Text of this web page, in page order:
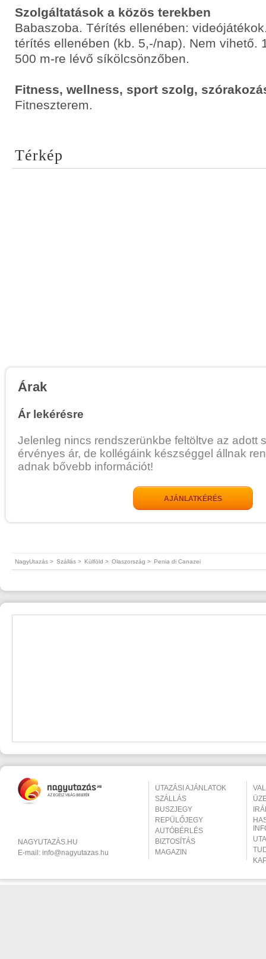
Szolgáltatások a közös terekben
Babaszoba. Térítés ellenében:
térítés ellenében (kb. 5,-/nap). Nem vihető.
500 m-re lévő síkölcsönzőben.
Fitness, wellness, sport szolg,
Fitneszterem.
Térkép
Árak
Ár lekérésre
Jelenleg nincs rendszerünkbe feltöltve az adott
érvényes ár, de kollégáink készséggel állnak
adnak bővebb információt!
AJÁNLATKÉRÉS
NagyUtazás > Szállás > Külföld > Olaszország > Penia di Canazei
NAGYUTAZÁS.HU
E-mail: info@nagyutazas.hu
UTAZÁSI AJÁNLATOK
SZÁLLÁS
BUSZJEGY
REPÜLŐJEGY
AUTÓBÉRLÉS
BIZTOSÍTÁS
MAGAZIN